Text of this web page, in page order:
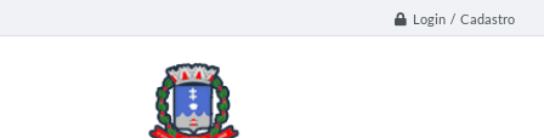
Login / Cadastro